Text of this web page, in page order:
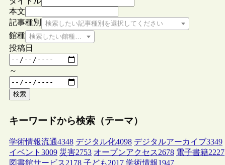
本文
記事種別
検索したい記事種別を選択してください
館種 検索したい館種を選択してください
投稿日
～
検索
キーワードから検索（テーマ）
学術情報流通4348 デジタル化4098 デジタルアーカイブ3349
イベント 3009 災害2753 オープンアクセス2678 電子書籍2227
図書館サービス2178 子ども2017 学術情報1947